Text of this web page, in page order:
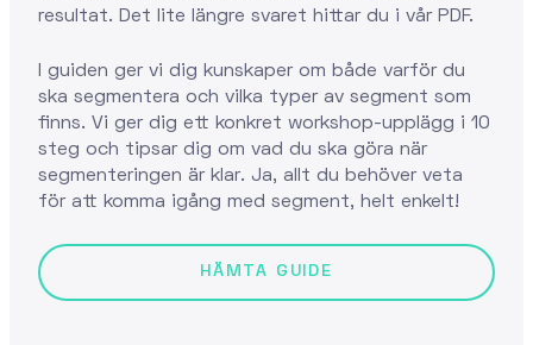
resultat. Det lite längre svaret hittar du i vår PDF.
I guiden ger vi dig kunskaper om både varför du
ska segmentera och vilka typer av segment som
finns. Vi ger dig ett konkret workshop-upplägg i 10
steg och tipsar dig om vad du ska göra när
segmenteringen är klar. Ja, allt du behöver veta
för att komma igång med segment, helt enkelt!